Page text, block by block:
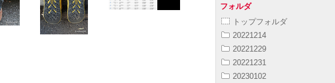
フォルダ
トップフォルダ
20221214
20221229
20221231
20230102